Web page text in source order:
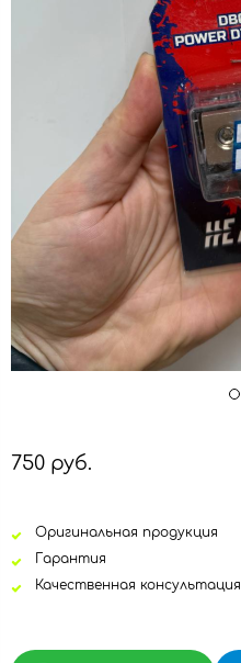
750 руб.
Оригинальная продукция
Гарантия
Качественная консультация